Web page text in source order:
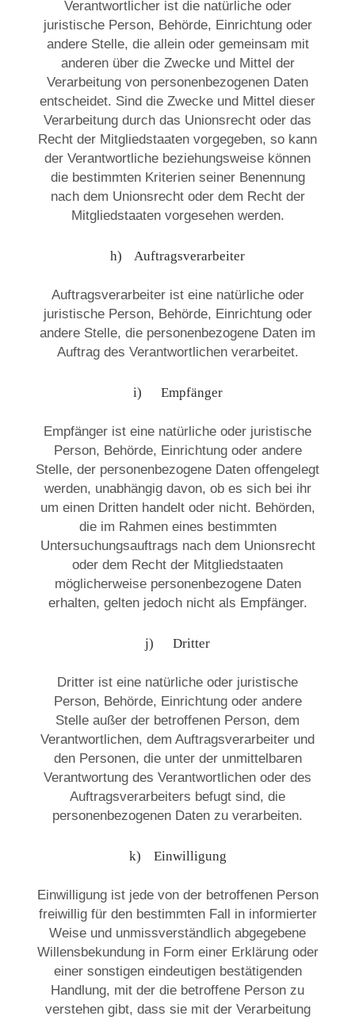
Verantwortlicher ist die natürliche oder
juristische Person, Behörde, Einrichtung oder
andere Stelle, die allein oder gemeinsam mit
anderen über die Zwecke und Mittel der
Verarbeitung von personenbezogenen Daten
entscheidet. Sind die Zwecke und Mittel dieser
Verarbeitung durch das Unionsrecht oder das
Recht der Mitgliedstaaten vorgegeben, so kann
der Verantwortliche beziehungsweise können
die bestimmten Kriterien seiner Benennung
nach dem Unionsrecht oder dem Recht der
Mitgliedstaaten vorgesehen werden.
h) Auftragsverarbeiter
Auftragsverarbeiter ist eine natürliche oder
juristische Person, Behörde, Einrichtung oder
andere Stelle, die personenbezogene Daten im
Auftrag des Verantwortlichen verarbeitet.
i) Empfänger
Empfänger ist eine natürliche oder juristische
Person, Behörde, Einrichtung oder andere
Stelle, der personenbezogene Daten offengelegt
werden, unabhängig davon, ob es sich bei ihr
um einen Dritten handelt oder nicht. Behörden,
die im Rahmen eines bestimmten
Untersuchungsauftrags nach dem Unionsrecht
oder dem Recht der Mitgliedstaaten
möglicherweise personenbezogene Daten
erhalten, gelten jedoch nicht als Empfänger.
j) Dritter
Dritter ist eine natürliche oder juristische
Person, Behörde, Einrichtung oder andere
Stelle außer der betroffenen Person, dem
Verantwortlichen, dem Auftragsverarbeiter und
den Personen, die unter der unmittelbaren
Verantwortung des Verantwortlichen oder des
Auftragsverarbeiters befugt sind, die
personenbezogenen Daten zu verarbeiten.
k) Einwilligung
Einwilligung ist jede von der betroffenen Person
freiwillig für den bestimmten Fall in informierter
Weise und unmissverständlich abgegebene
Willensbekundung in Form einer Erklärung oder
einer sonstigen eindeutigen bestätigenden
Handlung, mit der die betroffene Person zu
verstehen gibt, dass sie mit der Verarbeitung